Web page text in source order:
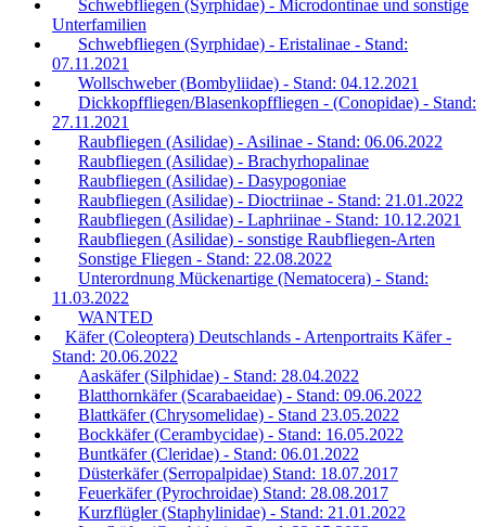
Schwebfliegen (Syrphidae) - Microdontinae und sonstige
Unterfamilien
Schwebfliegen (Syrphidae) - Eristalinae - Stand:
07.11.2021
Wollschweber (Bombyliidae) - Stand: 04.12.2021
Dickkopffliegen/Blasenkopffliegen - (Conopidae) - Stand:
27.11.2021
Raubfliegen (Asilidae) - Asilinae - Stand: 06.06.2022
Raubfliegen (Asilidae) - Brachyrhopalinae
Raubfliegen (Asilidae) - Dasypogoniae
Raubfliegen (Asilidae) - Dioctriinae - Stand: 21.01.2022
Raubfliegen (Asilidae) - Laphriinae - Stand: 10.12.2021
Raubfliegen (Asilidae) - sonstige Raubfliegen-Arten
Sonstige Fliegen - Stand: 22.08.2022
Unterordnung Mückenartige (Nematocera) - Stand:
11.03.2022
WANTED
Käfer (Coleoptera) Deutschlands - Artenportraits Käfer -
Stand: 20.06.2022
Aaskäfer (Silphidae) - Stand: 28.04.2022
Blatthornkäfer (Scarabaeidae) - Stand: 09.06.2022
Blattkäfer (Chrysomelidae) - Stand 23.05.2022
Bockkäfer (Cerambycidae) - Stand: 16.05.2022
Buntkäfer (Cleridae) - Stand: 06.01.2022
Düsterkäfer (Serropalpidae) Stand: 18.07.2017
Feuerkäfer (Pyrochroidae) Stand: 28.08.2017
Kurzflügler (Staphylinidae) - Stand: 21.01.2022